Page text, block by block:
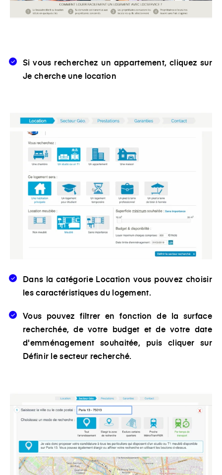
Si vous recherchez un appartement, cliquez sur
Je cherche une location
Dans la catégorie Location vous pouvez choisir
les caractéristiques du logement.
Vous pouvez filtrer en fonction de la surface
recherchée, de votre budget et de votre date
d'emménagement souhaitée, puis cliquer sur
Définir le secteur recherché.